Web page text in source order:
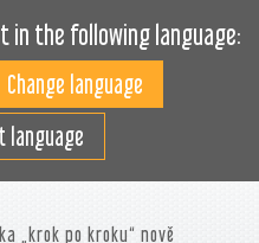
in the following language:
language
efektivně
„krok po kroku“ nově